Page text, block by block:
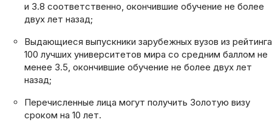
и 3.8 соответственно, окончившие обучение не более
двух лет назад;
Выдающиеся выпускники зарубежных вузов из рейтинга
100 лучших университетов мира со средним баллом не
менее 3.5, окончившие обучение не более двух лет
назад;
Перечисленные лица могут получить Золотую визу
сроком на 10 лет.